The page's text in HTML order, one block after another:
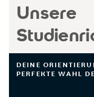
Unsere
DEINE
PERFEKTE WAHL